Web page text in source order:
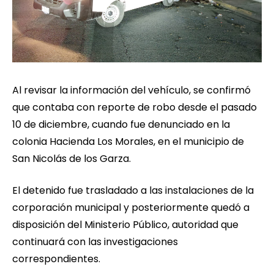
Al revisar la información del vehículo, se confirmó
que contaba con reporte de robo desde el pasado
10 de diciembre, cuando fue denunciado en la
colonia Hacienda Los Morales, en el municipio de
San Nicolás de los Garza.
El detenido fue trasladado a las instalaciones de la
corporación municipal y posteriormente quedó a
disposición del Ministerio Público, autoridad que
continuará con las investigaciones
correspondientes.